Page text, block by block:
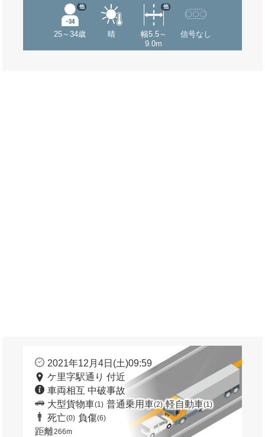
25～34歳
他
晴
幅5.5～
9.0m
他
信号なし
2021年12月4日(土)09:59
ケ里字駅通り 付近
車両相互 中破事故
大型貨物車(1) 普通乗用車(2) 軽自動車(1)
死亡(0) 負傷(6)
距離266m